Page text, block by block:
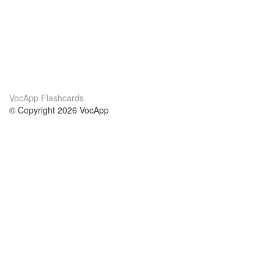
VocApp Flashcards
© Copyright 2026 VocApp